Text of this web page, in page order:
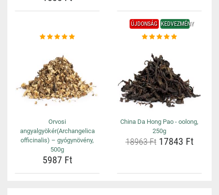
Orvosi
angyalgyökér(Archangelica
officinalis) – gyógynövény,
500g
5987 Ft
ÚJDONSÁG KEDVEZMÉNY
China Da Hong Pao - oolong,
250g
18963 Ft17843 Ft